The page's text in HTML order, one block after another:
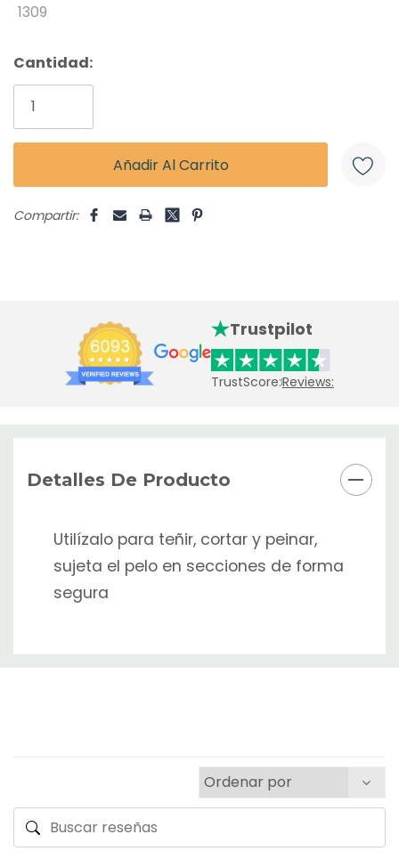
1309
Cantidad:
Compartir:
Trustpilot
TrustScore:Reviews:
Detalles De Producto
Utilízalo para teñir, cortar y peinar,
sujeta el pelo en secciones de forma
segura